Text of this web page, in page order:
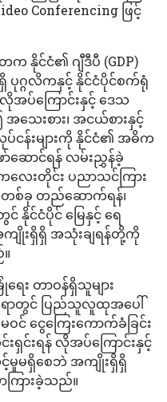
Conferencing ဖြင့်
နိုင်ငံ၏ ဂျီဒီပီ (GDP)
ဂ္ဂလိကနှင့် နိုင်ငံပိုင်စက်ရုံ
ပ်ကြောင်းနှင့် ဒေသ
သေးစား၊ အငယ်စားနှင့်
ပ်ငန်းများကို နိုင်ငံ၏ အဓိက
ော်ဆောင်ရန် လမ်းညွှန်ခဲ့
လေးတိုင်း ပညာသင်ကြား
တစ်ခု တည်ဆောက်ရန်၊
နိုင်ငံပိုင် မြေနှင့် ရေ
ကျိုးရှိရှိ အသုံးချရန်တို့ကို
ေး တာဝန်ရှိသူများ
က်ရာတွင် ပြည်သူလူထုအပေါ်
ဝင် ငွေကြေးကောက်ခံခြင်း
ရှင်းရန် လိုအပ်ကြောင်းနှင့်
မှုမရှိစေဘဲ အကျိုးရှိရှိ
ကြားခဲ့သည်။